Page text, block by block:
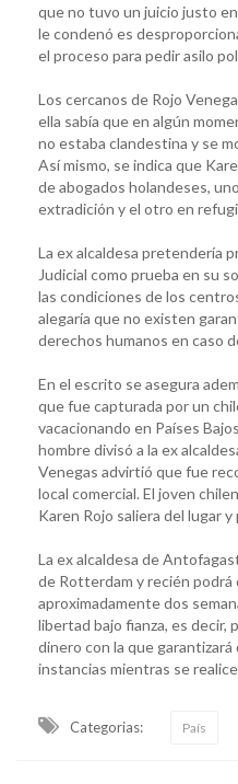
que no tuvo un juicio justo
le condenó es
el proceso para pedir asilo
Los cercanos de Rojo
ella sabía que en algún
no estaba clandestina y se
Así mismo, se indica que
de abogados holandeses,
extradición y el otro en
La ex alcaldesa pretendería
Judicial como prueba en su
las condiciones de los
alegaría que no existen
derechos humanos en caso
En el escrito se asegura
que fue capturada por un
vacacionando en Países
hombre divisó a la ex
Venegas advirtió que fue
local comercial. El joven
Karen Rojo saliera del lugar
La ex alcaldesa de
de Rotterdam y recién podrá
aproximadamente dos
libertad bajo fianza, es decir,
dinero con la que
instancias mientras se
Categorias: País